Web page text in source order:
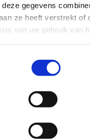
gegevens
ze heeft verstrekt of
van uw gebruik van
Bezoekersadres
Focus Mondzorg
Denneweg 66
Google maps
E-mailadres